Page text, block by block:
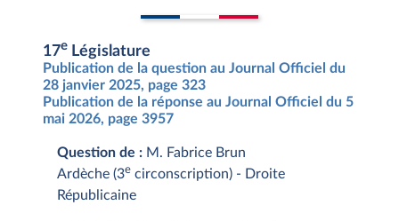
17e Législature
Publication de la question au Journal Officiel du
28 janvier 2025, page 323
Publication de la réponse au Journal Officiel du 5
mai 2026, page 3957
Question de : M. Fabrice Brun
Ardèche (3e circonscription) - Droite
Républicaine